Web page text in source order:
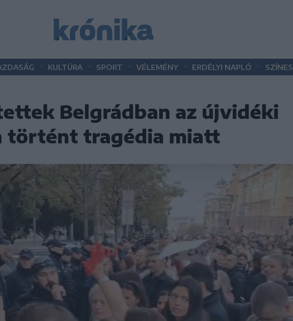
KULTÚRA SPORT VÉLEMÉNY ERDÉLYI NAPLÓ SZÍNES
Belgrádban az újvidéki
történt tragédia miatt